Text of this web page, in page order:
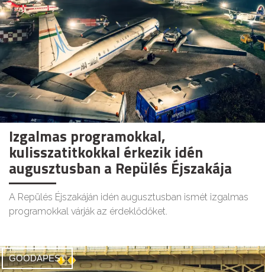
Izgalmas programokkal,
kulisszatitkokkal érkezik idén
augusztusban a Repülés Éjszakája
A Repülés Éjszakáján idén augusztusban ismét izgalmas
programokkal várják az érdeklődőket.
GOODAPEST